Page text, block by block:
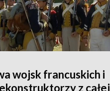
wojsk francuskich i
z całej